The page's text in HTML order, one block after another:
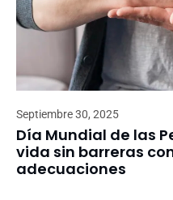
Septiembre 30, 2025
Día Mundial de las
vida sin barreras
adecuaciones